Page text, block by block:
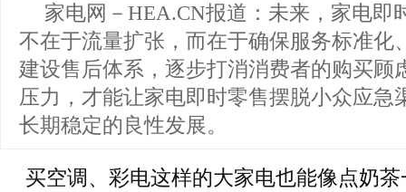
家电网－HEA.CN报道： 未来，家电即
不在于流量扩张，而在于确保服务标准化
建设售后体系，逐步打消消费者的购买顾
压力，才能让家电即时零售摆脱小众应急
长期稳定的良性发展。
买空调、彩电这样的大家电也能像点奶